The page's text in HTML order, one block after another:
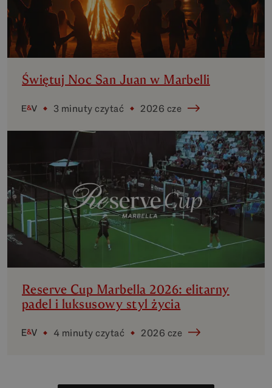
Świętuj Noc San Juan w Marbelli
3 minuty czytać 2026 cze
Reserve Cup Marbella 2026: elitarny
padel i luksusowy styl życia
4 minuty czytać 2026 cze